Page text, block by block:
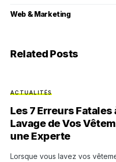
Web & Marketing
Related Posts
ACTUALITÉS
Les 7 Erreurs Fatales
Lavage de Vos
une Experte
Lorsque vous lavez vos